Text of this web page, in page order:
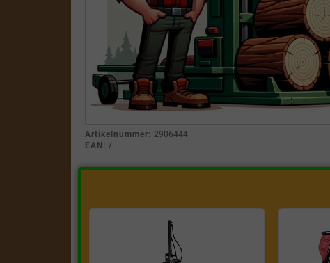
Artikelnummer: 2906444
EAN: /